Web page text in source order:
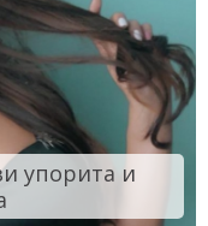
упорита и